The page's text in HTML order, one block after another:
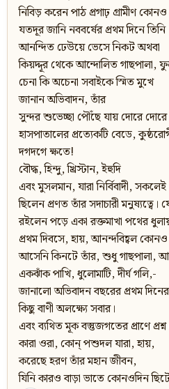
নিবিড় করেন পাঠ প্রগাঢ় গ্রামীণ কোনও
যতদূর জানি নববর্ষের প্রথম দিনে তিনি
আনন্দিত ঢেউয়ে ভেসে নিকট অথবা
কিয়দ্দূর থেকে আন্দোলিত গাছপালা,
চেনা কি অচেনা সবাইকে স্মিত মুখে
জানান অভিবাদন, তাঁর
সুন্দর শুভেচ্ছা পৌঁছে যায় দোরে
হাসপাতালের প্রত্যেকটি বেডে,
দগদগে ক্ষতে!
বৌদ্ধ, হিন্দু, খ্রিস্টান, ইহুদি
এবং মুসলমান, যারা নির্বিবাদী, সকলেই
ছিলেন প্রণত তাঁর সদাচারী মনুষ্যত্বে।
রইলেন পড়ে একা রক্তমাখা পথের
প্রথম দিবসে, হায়, আনন্দবিহ্বল কোনও
আসেনি কিনটে তাঁর, শুধু গাছপালা,
একঝাঁক পাখি, ধুলোমাটি, দীর্ঘ গলি,-
জানালো অভিবাদন বছরের প্রথম
কিছু বাণী অলক্ষ্যে সবার।
এবং ব্যথিত মূক বস্তুজগতের প্রাণে
কারা ওরা, কোন্‌ পশুদল যারা, হায়,
করেছে হরণ তাঁর মহান জীবন,
যিনি কারও বাড়া ভাতে কোনওদিন